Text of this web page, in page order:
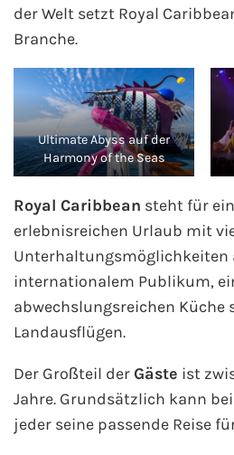
Mein Schiff Norwegen
Mein Schiff Mittelmeer
Mein Schiff Westeuropa
Mein Schiff Orient
Mein Schiff Nordamerika
Mein Schiff Transreisen
Mein Schiff Ostsee
Mein Schiff Asien
Mittelmeer-Kreuzfahrt
Kanaren-Kreuzfahrt
der Welt setzt Royal
Branche.
Ultimate Abyss auf der
Harmony of the Seas
Royal Caribbean steht für
erlebnisreichen Urlaub mit
Unterhaltungsmöglichkeiten
internationalem Publikum,
abwechslungsreichen Küche
Landausflügen.
Der Großteil der Gäste ist
Jahre. Grundsätzlich kann
jeder seine passende Reise